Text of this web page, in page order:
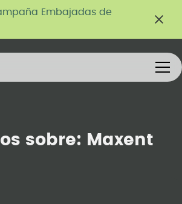
Embajadas de
sobre: Maxent